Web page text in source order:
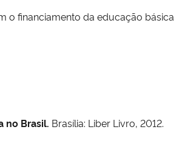
o financiamento da educação básica
no Brasil. Brasília: Liber Livro, 2012.